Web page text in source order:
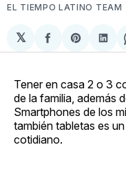
EL TIEMPO LATINO TEAM
𝕏
Compartir
en
Share
on
en
Tener en casa 2 o 3
de la familia, además
Smartphones de los
también tabletas es
cotidiano.